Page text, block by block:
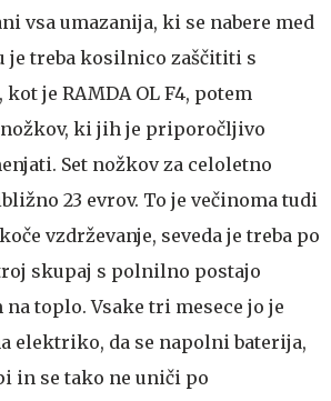
vsa umazanija, ki se nabere med
je treba kosilnico zaščititi s
je RAMDA OL F4, potem
ki jih je priporočljivo
Set nožkov za celoletno
23 evrov. To je večinoma tudi
vzdrževanje, seveda je treba po
skupaj s polnilno postajo
toplo. Vsake tri mesece jo je
elektriko, da se napolni baterija,
in se tako ne uniči po